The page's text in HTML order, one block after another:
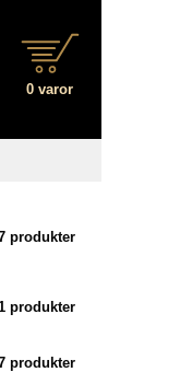
0 varor
produkter
produkter
produkter